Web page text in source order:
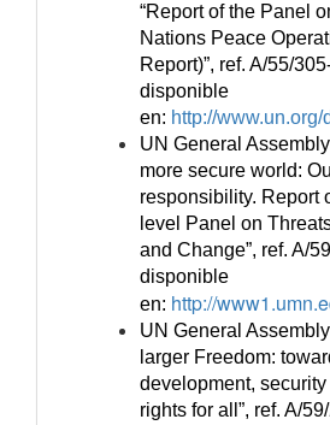
“Report of the Panel
Nations Peace
Report)”, ref. A/55/
disponible
en: http://
UN General
more secure world:
responsibility. Report
level Panel on
and Change”, ref. A/
disponible
en: http://
UN General
larger Freedom:
development,
rights for all”, ref. A/